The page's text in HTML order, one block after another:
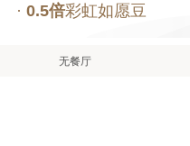
· 0.5倍彩虹如愿豆
无餐厅